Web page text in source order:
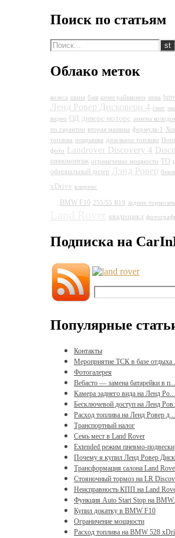
Поиск по статьям
Облако меток
колеса шина бмв кими райкконен зима
Ленд Ровер Дисковери 4 снег
видео ОД диверс моторс замена
по гарантии вторая машина формула-1
топлива покрышка дизельное топливо
фото Landrover Discovery 4
шиномонтаж ограничение мощности ТО
официальный дилер Лэнд Ровер
xDrive клиренс
BMW F10 255/55 R19 задние
квадроцикл
Подписка на
Популярные
Контакты
Мероприятие ТСК в базе отдыха
Фотогалерея
Вебасто — замена батарейки в п...
Камера заднего вида на Ленд Ро...
Бесключевой доступ на Ленд
Расход топлива на Ленд Ровер д...
Транспортный налог
Семь мест в Land Rover
Extended режим пневмо-подвески
Почему я купил Ленд Ровер
Трансформация салона Land
Стояночный тормоз на LR
Неисправность КПП на Land
Функция Auto Start Stop на
Купил докатку в BMW F10
Ограничение мощности
Расход топлива на BMW 528